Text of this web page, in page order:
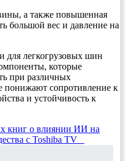
а также повышенная
большой вес и давление на
легкогрузовых шин
которые
при различных
понижают сопротивление к
и устойчивость к
книг о влиянии ИИ на
с Toshiba TV